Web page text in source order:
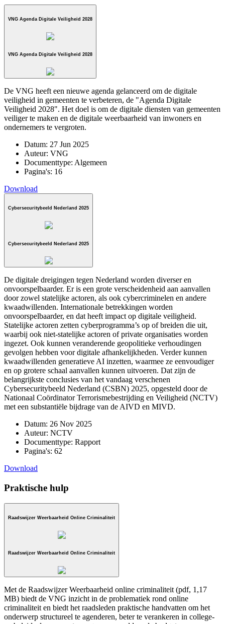
VNG Agenda Digitale Veiligheid 2028
VNG Agenda Digitale Veiligheid 2028
De VNG heeft een nieuwe agenda gelanceerd om de digitale
veiligheid in gemeenten te verbeteren, de "Agenda Digitale
Veiligheid 2028". Het doel is om de digitale diensten van gemeenten
veiliger te maken en de digitale weerbaarheid van inwoners en
ondernemers te vergroten.
Datum: 27 Jun 2025
Auteur: VNG
Documenttype: Algemeen
Pagina's: 16
Download
Cybersecuritybeeld Nederland 2025
Cybersecuritybeeld Nederland 2025
De digitale dreigingen tegen Nederland worden diverser en
onvoorspelbaarder. Er is een grote verscheidenheid aan aanvallen
door zowel statelijke actoren, als ook cybercriminelen en andere
kwaadwillenden. Internationale betrekkingen worden
onvoorspelbaarder, en dat heeft impact op digitale veiligheid.
Statelijke actoren zetten cyberprogramma’s op of breiden die uit,
waarbij ook niet-statelijke acto­ren of private organisaties worden
ingezet. Ook kunnen veranderende geopolitieke verhoudingen
gevolgen hebben voor digitale afhankelijkheden. Verder kunnen
kwaadwillenden generatieve AI inzetten, waarmee ze eenvoudiger
en op grotere schaal aanvallen kunnen uitvoeren. Dat zijn de
belangrijkste conclusies van het vandaag verschenen
Cybersecuritybeeld Nederland (CSBN) 2025, opgesteld door de
Nationaal Coördinator Terrorismebestrijding en Veiligheid (NCTV)
met een substantiële bijdrage van de AIVD en MIVD.
Datum: 26 Nov 2025
Auteur: NCTV
Documenttype: Rapport
Pagina's: 62
Download
Praktische hulp
Raadswijzer Weerbaarheid Online Criminaliteit
Raadswijzer Weerbaarheid Online Criminaliteit
Met de Raadswijzer Weerbaarheid online criminaliteit (pdf, 1,17
MB) biedt de VNG inzicht in de problematiek rond online
criminaliteit en biedt het raadsleden praktische handvatten om het
onderwerp structureel te agenderen, beter te verankeren in college-